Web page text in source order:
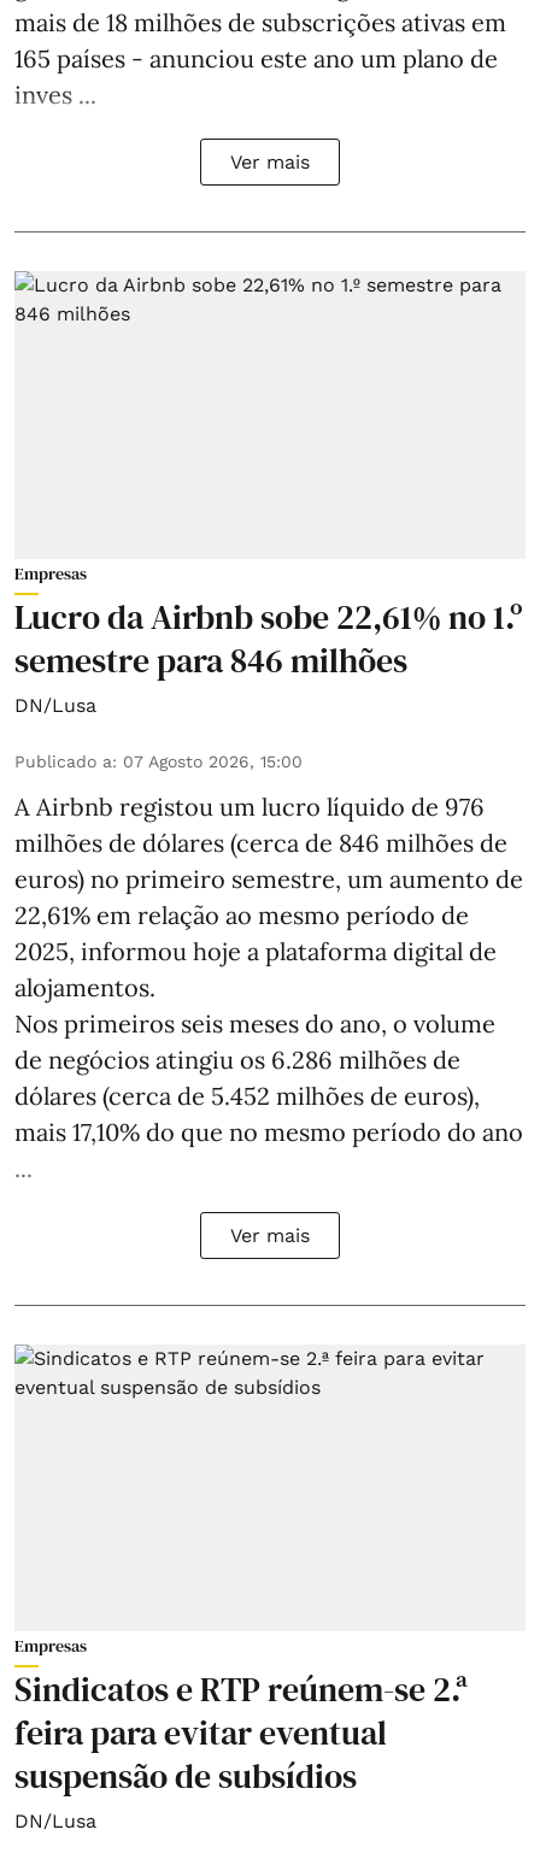
mais de 18 milhões de subscrições ativas em
165 países - anunciou este ano um plano de
inves ...
Ver mais
Empresas
Lucro da Airbnb sobe 22,61% no 1.º
semestre para 846 milhões
DN/Lusa
Publicado a: 07 Agosto 2026, 15:00
A Airbnb registou um lucro líquido de 976
milhões de dólares (cerca de 846 milhões de
euros) no primeiro semestre, um aumento de
22,61% em relação ao mesmo período de
2025, informou hoje a plataforma digital de
alojamentos.
Nos primeiros seis meses do ano, o volume
de negócios atingiu os 6.286 milhões de
dólares (cerca de 5.452 milhões de euros),
mais 17,10% do que no mesmo período do ano
...
Ver mais
Empresas
Sindicatos e RTP reúnem-se 2.ª
feira para evitar eventual
suspensão de subsídios
DN/Lusa